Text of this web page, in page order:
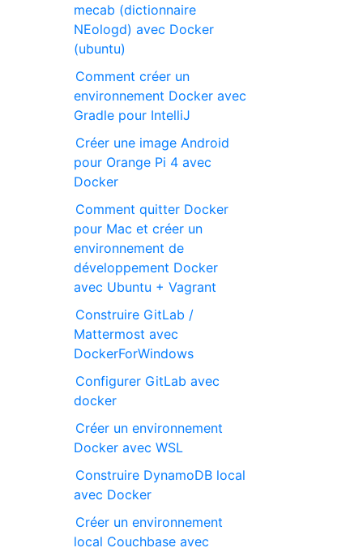
mecab (dictionnaire
NEologd) avec Docker
(ubuntu)
Comment créer un
environnement Docker avec
Gradle pour IntelliJ
Créer une image Android
pour Orange Pi 4 avec
Docker
Comment quitter Docker
pour Mac et créer un
environnement de
développement Docker
avec Ubuntu + Vagrant
Construire GitLab /
Mattermost avec
DockerForWindows
Configurer GitLab avec
docker
Créer un environnement
Docker avec WSL
Construire DynamoDB local
avec Docker
Créer un environnement
local Couchbase avec